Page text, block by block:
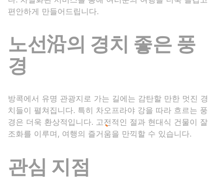
편안하게 만들어드립니다.
노선沿의 경치 좋은 풍
경
방콕에서 유명 관광지로 가는 길에는 감탄할 만한 멋진 경
치들이 펼쳐집니다. 특히 차오프라야 강을 따라 흐르는 풍
경은 더욱 환상적입니다. 고전적인 절과 현대식 건물이 잘
조화를 이루며, 여행의 즐거움을 만끽할 수 있습니다.
관심 지점